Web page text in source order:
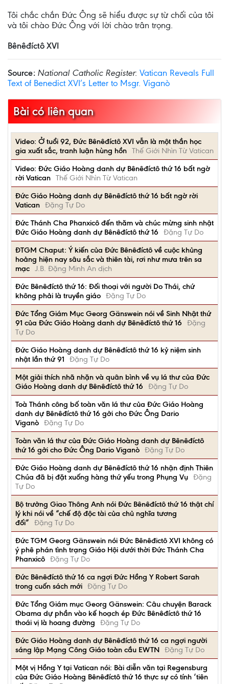
Tôi chắc chắn Đức Ông sẽ hiểu được sự từ chối của tôi
và tôi chào Đức Ông với lời chào trân trọng.
Bênêđíctô XVI
Source: National Catholic Register: Vatican Reveals Full
Text of Benedict XVI’s Letter to Msgr. Viganò
Bài có liên quan
Video: Ở tuổi 92, Đức Bênêđíctô XVI vẫn là một thần học
gia xuất sắc, tranh luận hùng hồn Thế Giới Nhìn Từ Vatican
Video: Đức Giáo Hoàng danh dự Bênêđíctô thứ 16 bất ngờ
rời Vatican Thế Giới Nhìn Từ Vatican
Đức Giáo Hoàng danh dự Bênêđíctô thứ 16 bất ngờ rời
Vatican Đặng Tự Do
Đức Thánh Cha Phanxicô đến thăm và chúc mừng sinh nhật
Đức Giáo Hoàng danh dự Bênêđíctô thứ 16
Đặng Tự Do
ĐTGM Chaput: Ý kiến của Đức Bênêđíctô về cuộc khủng
hoảng hiện nay sâu sắc và thiên tài, rơi như mưa trên sa
mạc J.B. Đặng Minh An dịch
Đức Bênêđíctô thứ 16: Đối thoại với người Do Thái, chứ
không phải là truyền giáo Đặng Tự Do
Đức Tổng Giám Mục Georg Gänswein nói về Sinh Nhật thứ
91 của Đức Giáo Hoàng danh dự Bênêđíctô thứ 16
Đặng
Tự Do
Đức Giáo Hoàng danh dự Bênêđíctô thứ 16 kỷ niệm sinh
nhật lần thứ 91
Đặng Tự Do
Một giải thích nhã nhặn và quân bình về vụ lá thư của Đức
Giáo Hoàng danh dự Bênêđíctô thứ 16
Đặng Tự Do
Toà Thánh công bố toàn văn lá thư của Đức Giáo Hoàng
danh dự Bênêđíctô thứ 16 gởi cho Đức Ông Dario
Viganò Đặng Tự Do
Toàn văn lá thư của Đức Giáo Hoàng danh dự Bênêđíctô
thứ 16 gởi cho Đức Ông Dario Viganò Đặng Tự Do
Đức Giáo Hoàng danh dự Bênêđíctô thứ 16 nhận định Thiên
Chúa đã bị đặt xuống hàng thứ yếu trong Phụng Vụ Đặng
Tự Do
Bộ trưởng Giao Thông Anh nói Đức Bênêđíctô thứ 16 thật chí
lý khi nói về “chế độ độc tài của chủ nghĩa tương
đối”
Đặng Tự Do
Ðức TGM Georg Gänswein nói Đức Bênêđictô XVI không có
ý phê phán tình trạng Giáo Hội dưới thời Đức Thánh Cha
Phanxicô Đặng Tự Do
Đức Bênêđíctô thứ 16 ca ngợi Đức Hồng Y Robert Sarah
trong cuốn sách mới Đặng Tự Do
Đức Tổng Giám mục Georg Gänswein: Câu chuyện Barack
Obama dự phần vào kế hoạch ép Đức Bênêđíctô thứ 16
thoái vị là hoang đường
Đặng Tự Do
Đức Giáo Hoàng danh dự Bênêđíctô thứ 16 ca ngợi người
sáng lập Mạng Công Giáo toàn cầu EWTN Đặng Tự Do
Một vị Hồng Y tại Vatican nói: Bài diễn văn tại Regensburg
của Đức Giáo Hoàng Bênêđíctô thứ 16 thực sự có tính ‘tiên